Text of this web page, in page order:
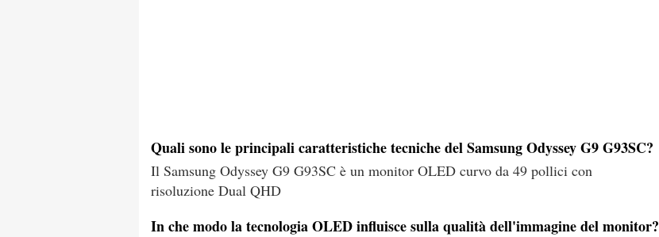
Quali sono le principali caratteristiche tecniche del Samsung Odyssey G9 G93SC?
Il Samsung Odyssey G9 G93SC è un monitor OLED curvo da 49 pollici con
risoluzione Dual QHD
In che modo la tecnologia OLED influisce sulla qualità dell'immagine del monitor?